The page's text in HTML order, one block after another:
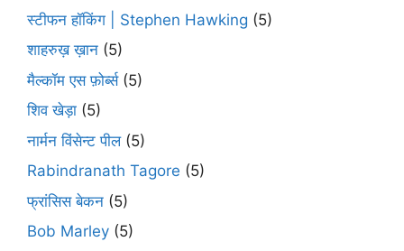
स्टीफन हॉकिंग | Stephen Hawking (5)
शाहरुख़ ख़ान (5)
मैल्कॉम एस फ़ोर्ब्स(5)
शिव खेड़ा (5)
नार्मन विंसेन्ट पील(5)
Rabindranath Tagore (5)
फ्रांसिस बेकन (5)
Bob Marley (5)